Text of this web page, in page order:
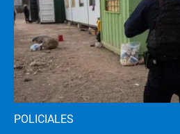
POLICIALES